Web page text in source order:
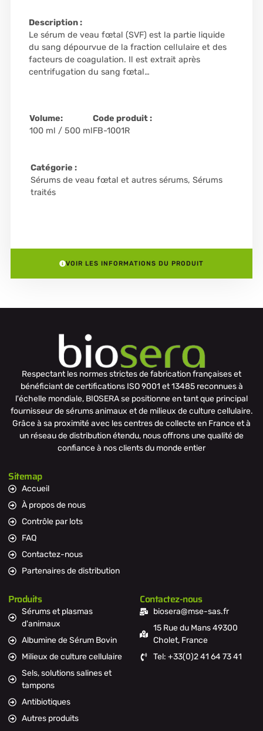
Description :
Le sérum de veau fœtal (SVF) est la partie liquide
du sang dépourvue de la fraction cellulaire et des
facteurs de coagulation. Il est extrait après
centrifugation du sang fœtal…
Volume:
100 ml / 500 ml
Code produit :
FB-1001R
Catégorie :
Sérums de veau fœtal et autres sérums, Sérums
traités
VOIR LES INFORMATIONS DU PRODUIT
Respectant les normes strictes de fabrication françaises et
bénéficiant de certifications ISO 9001 et 13485 reconnues à
l'échelle mondiale, BIOSERA se positionne en tant que principal
fournisseur de sérums animaux et de milieux de culture cellulaire.
Grâce à sa proximité avec les centres de collecte en France et à
un réseau de distribution étendu, nous offrons une qualité de
confiance à nos clients du monde entier
Sitemap
Accueil
À propos de nous
Contrôle par lots
FAQ
Contactez-nous
Partenaires de distribution
Produits
Sérums et plasmas
d'animaux
Albumine de Sérum Bovin
Milieux de culture cellulaire
Sels, solutions salines et
tampons
Antibiotiques
Autres produits
Contactez-nous
biosera@mse-sas.fr
15 Rue du Mans 49300
Cholet, France
Tel: +33(0)2 41 64 73 41